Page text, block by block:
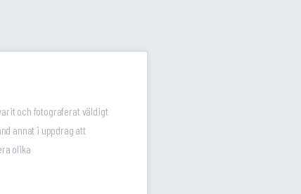
och fotograferat väldigt
annat i uppdrag att
olika